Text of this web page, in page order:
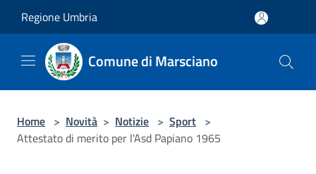
Regione Umbria
Comune di Marsciano
Home > Novità > Notizie > Sport >
Attestato di merito per l'Asd Papiano 1965